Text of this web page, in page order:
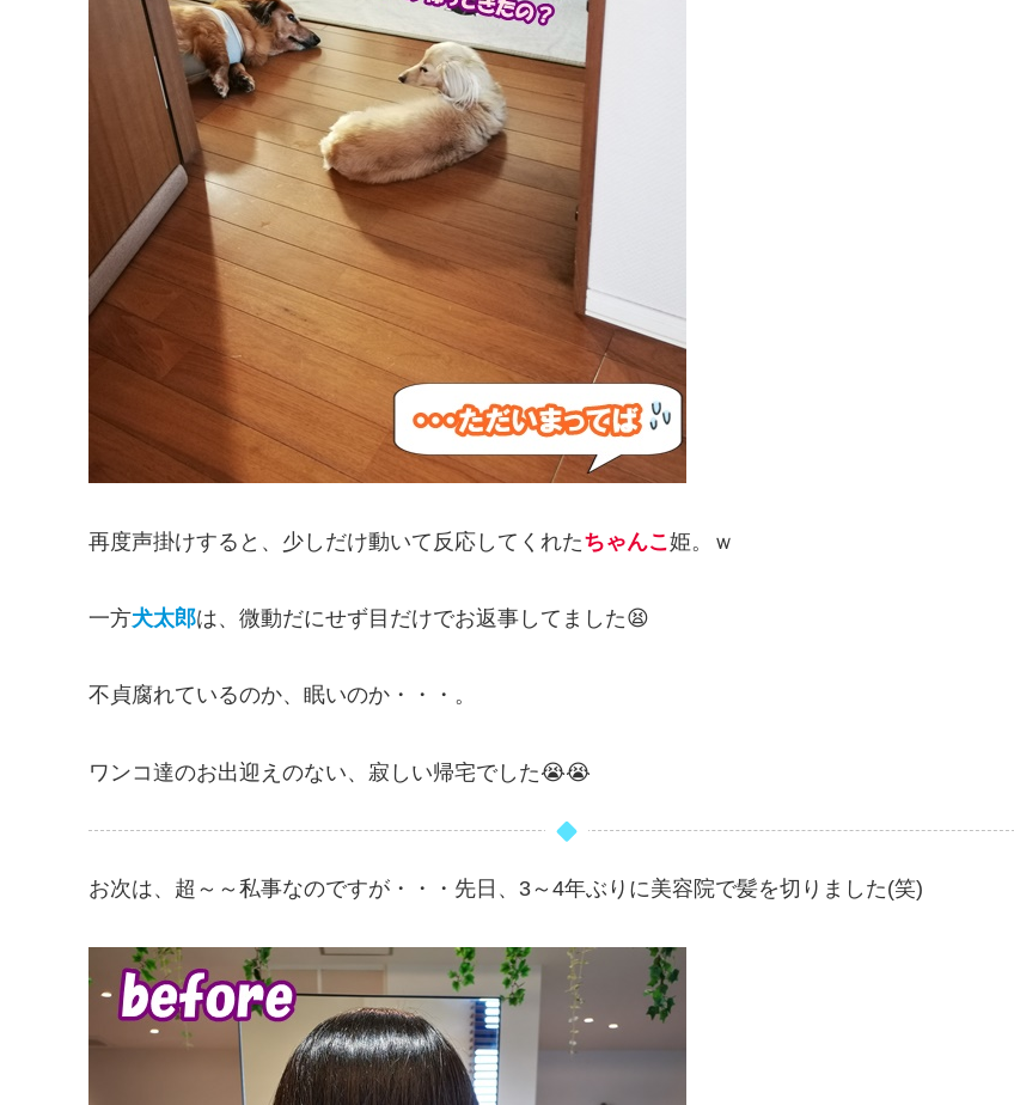
再度声掛けすると、少しだけ動いて反応してくれたちゃんこ 姫。ｗ
一方犬太郎は、微動だにせず目だけでお返事してました😫
不貞腐れているのか、眠いのか・・・。
ワンコ達のお出迎えのない、寂しい帰宅でした😭😭
お次は、超～～私事なのですが・・・先日、3～4年ぶりに美容院で髪を切りました(笑)